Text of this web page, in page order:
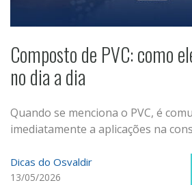
Composto de PVC: como
no dia a dia
Quando se menciona o PVC, é
imediatamente a aplicações na
Dicas do Osvaldir
13/05/2026